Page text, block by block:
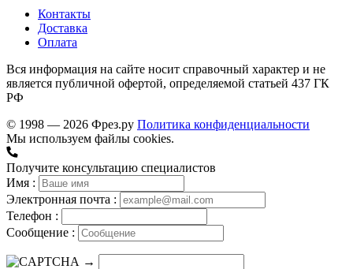
Контакты
Доставка
Оплата
Вся информация на сайте носит справочный характер и не
является публичной офертой, определяемой статьей 437 ГК
РФ
© 1998 — 2026 Фрез.ру Политика конфиденциальности
Мы используем файлы cookies.
Получите консультацию специалистов
Имя :
Электронная почта :
Телефон :
Сообщение :
→